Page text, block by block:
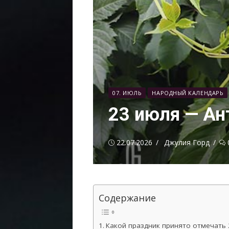
07. ИЮЛЬ НАРОДНЫЙ КАЛЕНДАРЬ
23 июля —
Опубликовано
22.07.2026 Автор
Джулия Горд
Содержание
Какой праздник принято